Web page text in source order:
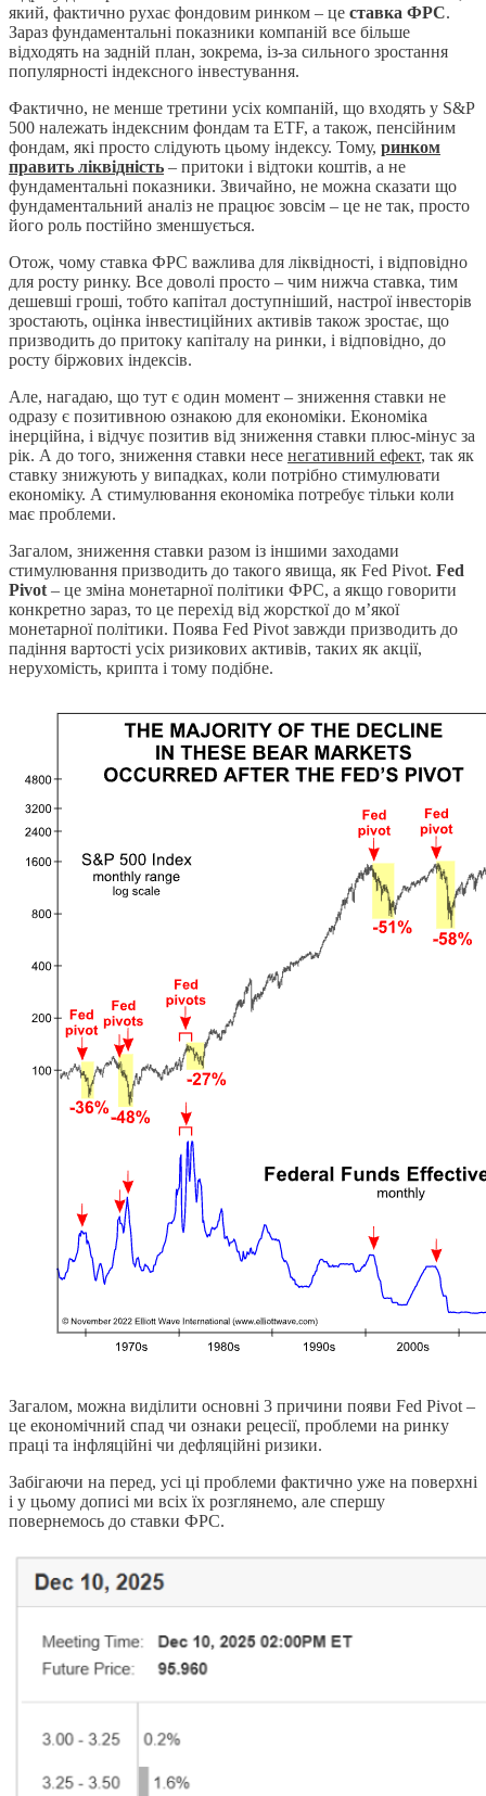
який, фактично рухає фондовим ринком – це ставка ФРС.
Зараз фундаментальні показники компаній все більше
відходять на задній план, зокрема, із-за сильного зростання
популярності індексного інвестування.
Фактично, не менше третини усіх компаній, що входять у S&P
500 належать індексним фондам та ETF, а також, пенсійним
фондам, які просто слідують цьому індексу. Тому, ринком
править ліквідність – притоки і відтоки коштів, а не
фундаментальні показники. Звичайно, не можна сказати що
фундаментальний аналіз не працює зовсім – це не так, просто
його роль постійно зменшується.
Отож, чому ставка ФРС важлива для ліквідності, і відповідно
для росту ринку. Все доволі просто – чим нижча ставка, тим
дешевші гроші, тобто капітал доступніший, настрої інвесторів
зростають, оцінка інвестиційних активів також зростає, що
призводить до притоку капіталу на ринки, і відповідно, до
росту біржових індексів.
Але, нагадаю, що тут є один момент – зниження ставки не
одразу є позитивною ознакою для економіки. Економіка
інерційна, і відчує позитив від зниження ставки плюс-мінус за
рік. А до того, зниження ставки несе негативний ефект, так як
ставку знижують у випадках, коли потрібно стимулювати
економіку. А стимулювання економіка потребує тільки коли
має проблеми.
Загалом, зниження ставки разом із іншими заходами
стимулювання призводить до такого явища, як Fed Pivot. Fed
Pivot – це зміна монетарної політики ФРС, а якщо говорити
конкретно зараз, то це перехід від жорсткої до м’якої
монетарної політики. Поява Fed Pivot завжди призводить до
падіння вартості усіх ризикових активів, таких як акції,
нерухомість, крипта і тому подібне.
Загалом, можна виділити основні 3 причини появи Fed Pivot –
це економічний спад чи ознаки рецесії, проблеми на ринку
праці та інфляційні чи дефляційні ризики.
Забігаючи на перед, усі ці проблеми фактично уже на поверхні
і у цьому дописі ми всіх їх розглянемо, але спершу
повернемось до ставки ФРС.